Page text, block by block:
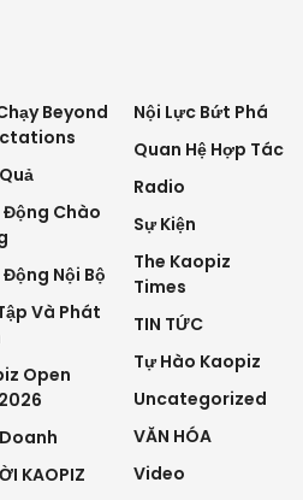
Beyond
Động Chào
Nội Bộ
Và Phát
Open
KAOPIZ
Nội Lực Bứt Phá
Quan Hệ Hợp Tác
Radio
Sự Kiện
The Kaopiz
Times
TIN TỨC
Tự Hào Kaopiz
Uncategorized
VĂN HÓA
Video